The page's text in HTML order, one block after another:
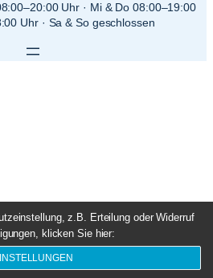
Uhr · Mi & Do 08:00–19:00
Uhr · Sa & So geschlossen
z.B. Erteilung oder Widerruf
klicken Sie hier: